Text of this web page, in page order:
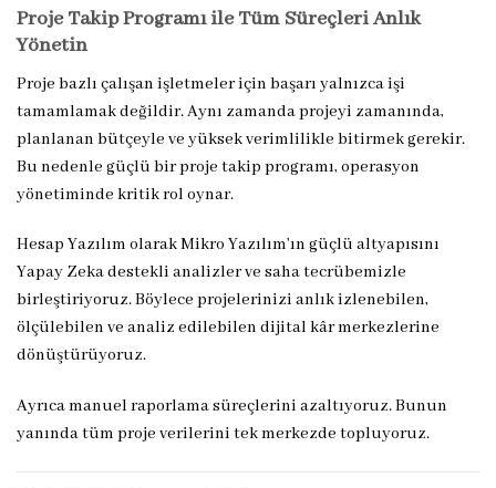
Proje Takip Programı ile Tüm Süreçleri Anlık
Yönetin
Proje bazlı çalışan işletmeler için başarı yalnızca işi
tamamlamak değildir. Aynı zamanda projeyi zamanında,
planlanan bütçeyle ve yüksek verimlilikle bitirmek gerekir.
Bu nedenle güçlü bir proje takip programı, operasyon
yönetiminde kritik rol oynar.
Hesap Yazılım olarak Mikro Yazılım’ın güçlü altyapısını
Yapay Zeka destekli analizler ve saha tecrübemizle
birleştiriyoruz. Böylece projelerinizi anlık izlenebilen,
ölçülebilen ve analiz edilebilen dijital kâr merkezlerine
dönüştürüyoruz.
Ayrıca manuel raporlama süreçlerini azaltıyoruz. Bunun
yanında tüm proje verilerini tek merkezde topluyoruz.